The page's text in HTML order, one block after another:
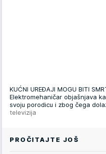
KUĆNI UREĐAJI MOGU BITI
Elektromehaničar objašnjava
svoju porodicu i zbog čega
televizija
PROČITAJTE JOŠ